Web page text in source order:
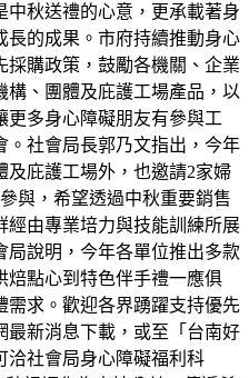
中秋送禮的心意，更承載著身
長的成果。市府持續推動身心
採購政策，鼓勵各機關、企業
構、團體及庇護工場產品，以
更多身心障礙朋友有參與工
。社會局長郭乃文指出，今年
及庇護工場外，也邀請2家婦
與，希望透過中秋重要銷售
經由專業培力與技能訓練所展
局說明，今年各單位推出多款
焙點心到特色伴手禮一應俱
需求。歡迎各界踴躍支持優先
最新消息下載，或至「台南好
洽社會局身心障礙福利科